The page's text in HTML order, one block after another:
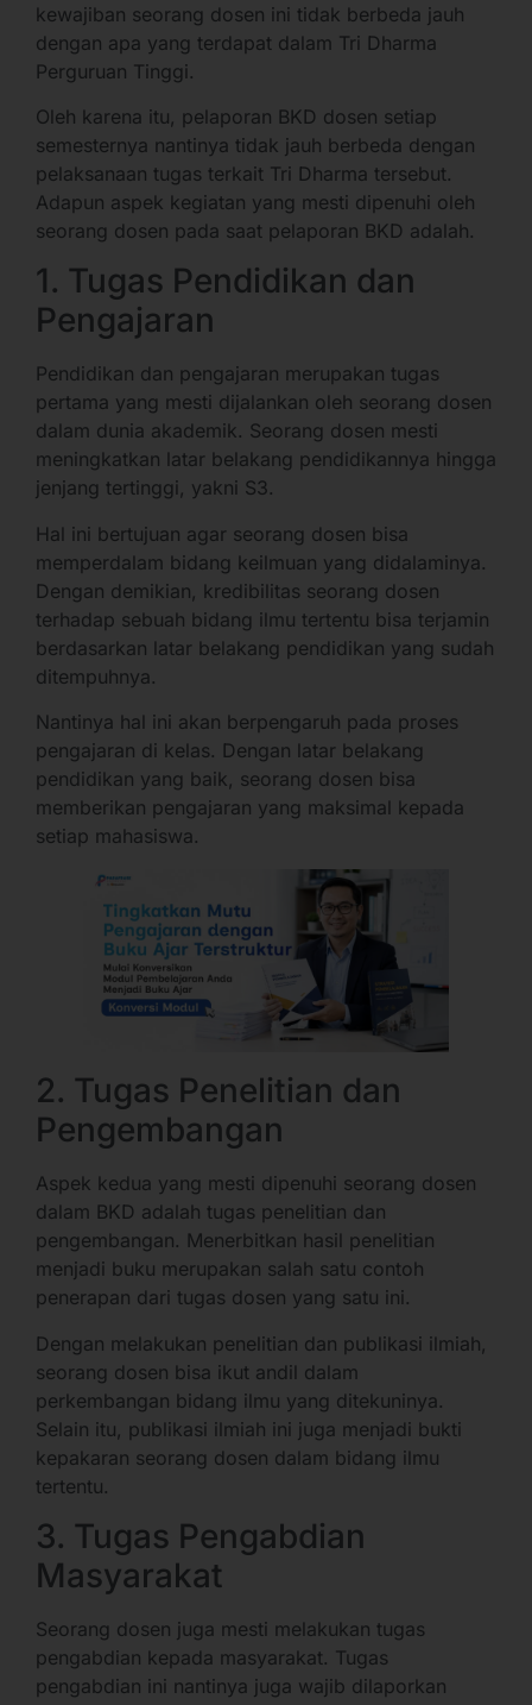
kewajiban seorang dosen ini tidak berbeda jauh
dengan apa yang terdapat dalam Tri Dharma
Perguruan Tinggi.
Oleh karena itu, pelaporan BKD dosen setiap
semesternya nantinya tidak jauh berbeda dengan
pelaksanaan tugas terkait Tri Dharma tersebut.
Adapun aspek kegiatan yang mesti dipenuhi oleh
seorang dosen pada saat pelaporan BKD adalah.
1. Tugas Pendidikan dan
Pengajaran
Pendidikan dan pengajaran merupakan tugas
pertama yang mesti dijalankan oleh seorang dosen
dalam dunia akademik. Seorang dosen mesti
meningkatkan latar belakang pendidikannya hingga
jenjang tertinggi, yakni S3.
Hal ini bertujuan agar seorang dosen bisa
memperdalam bidang keilmuan yang didalaminya.
Dengan demikian, kredibilitas seorang dosen
terhadap sebuah bidang ilmu tertentu bisa terjamin
berdasarkan latar belakang pendidikan yang sudah
ditempuhnya.
Nantinya hal ini akan berpengaruh pada proses
pengajaran di kelas. Dengan latar belakang
pendidikan yang baik, seorang dosen bisa
memberikan pengajaran yang maksimal kepada
setiap mahasiswa.
2. Tugas Penelitian dan
Pengembangan
Aspek kedua yang mesti dipenuhi seorang dosen
dalam BKD adalah tugas penelitian dan
pengembangan. Menerbitkan hasil penelitian
menjadi buku merupakan salah satu contoh
penerapan dari tugas dosen yang satu ini.
Dengan melakukan penelitian dan publikasi ilmiah,
seorang dosen bisa ikut andil dalam
perkembangan bidang ilmu yang ditekuninya.
Selain itu, publikasi ilmiah ini juga menjadi bukti
kepakaran seorang dosen dalam bidang ilmu
tertentu.
3. Tugas Pengabdian
Masyarakat
Seorang dosen juga mesti melakukan tugas
pengabdian kepada masyarakat. Tugas
pengabdian ini nantinya juga wajib dilaporkan